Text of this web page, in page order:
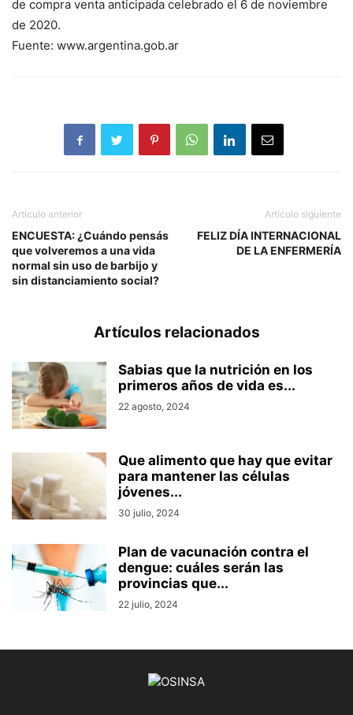
de compra venta anticipada celebrado el 6 de noviembre
de 2020.
Fuente: www.argentina.gob.ar
Artículo anterior
ENCUESTA: ¿Cuándo pensás
que volveremos a una vida
normal sin uso de barbijo y
sin distanciamiento social?
Artículo siguiente
FELIZ DÍA INTERNACIONAL
DE LA ENFERMERÍA
Artículos relacionados
Sabias que la nutrición en los
primeros años de vida es...
22 agosto, 2024
Que alimento que hay que evitar
para mantener las células
jóvenes...
30 julio, 2024
Plan de vacunación contra el
dengue: cuáles serán las
provincias que...
22 julio, 2024